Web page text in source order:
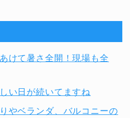
けて暑さ全開！現場も全
い日が続いてますね
やベランダ、バルコニーの